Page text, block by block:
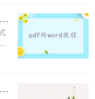
怎样将pdf文件转换成word文档？这三种方法任你选择！
如何不花钱将pdf转word？可尝试这4种方法！